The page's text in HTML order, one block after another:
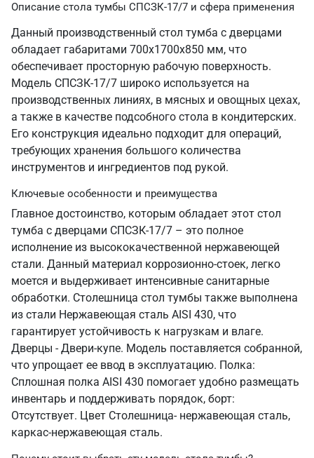
Описание стола тумбы СПСЗК-17/7 и сфера применения
Данный производственный стол тумба с дверцами
обладает габаритами 700х1700х850 мм, что
обеспечивает просторную рабочую поверхность.
Модель СПСЗК-17/7 широко используется на
производственных линиях, в мясных и овощных цехах,
а также в качестве подсобного стола в кондитерских.
Его конструкция идеально подходит для операций,
требующих хранения большого количества
инструментов и ингредиентов под рукой.
Ключевые особенности и преимущества
Главное достоинство, которым обладает этот стол
тумба с дверцами СПСЗК-17/7 – это полное
исполнение из высококачественной нержавеющей
стали. Данный материал коррозионно-стоек, легко
моется и выдерживает интенсивные санитарные
обработки. Столешница стол тумбы также выполнена
из стали Нержавеющая сталь AISI 430, что
гарантирует устойчивость к нагрузкам и влаге.
Дверцы - Двери-купе. Модель поставляется собранной,
что упрощает ее ввод в эксплуатацию. Полка:
Сплошная полка AISI 430 помогает удобно размещать
инвентарь и поддерживать порядок, борт:
Отсутствует. Цвет Столешница- нержавеющая сталь,
каркас-нержавеющая сталь.